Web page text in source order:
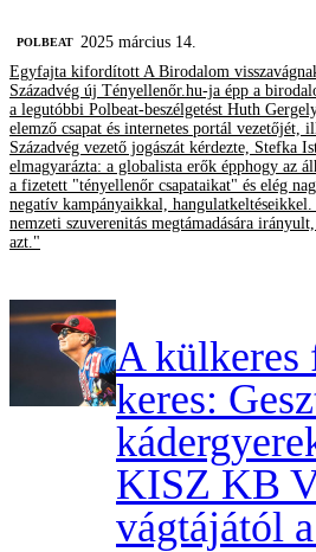
‎POLBEAT 2025 március 14.
Egyfajta kifordított A Birodalom
Századvég új Tényellenőr.hu-ja épp a
a legutóbbi Polbeat-beszélgetést Huth
elemző csapat és internetes portál vezetőjét,
Századvég vezető jogászát kérdezte, Stefka
elmagyarázta: a globalista erők épphogy az
a fizetett "tényellenőr csapataikat" és elég
negatív kampányaikkal,
nemzeti szuverenitás megtámadására
azt."
A
keres:
KISZ KB
vágtájától